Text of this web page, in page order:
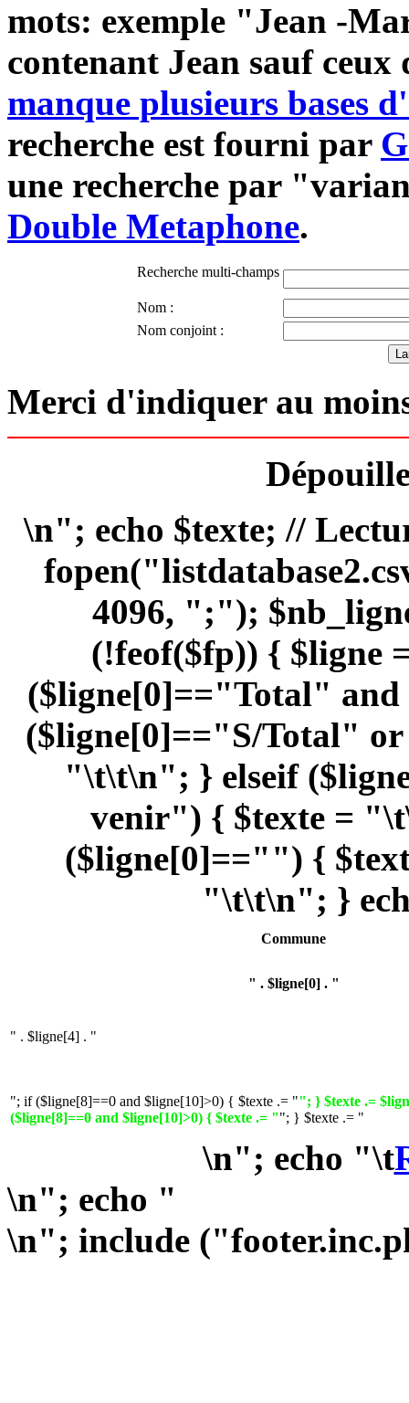
mots: exemple "Jean -
contenant Jean sauf
manque plusieurs bases
recherche est fourni par
une recherche par
Double Metaphone.
Recherche multi-champs
Nom :
Nom conjoint :
Merci d'indiquer au
\n"; echo $texte; //
4096, ";");
(!feof($fp)) { $ligne
($ligne[0]=="Total" and
($ligne[0]=="S/Total"
"\t\t\n"; } elseif
venir") { $texte =
($ligne[0]=="") {
"\t\t\n"; }
Commune
" . $ligne[0] . "
" . $ligne[4] . "
"; if ($ligne[8]==0 and $ligne[10]>0) { $texte .= ""; } $texte .=
($ligne[8]==0 and $ligne[10]>0) { $texte .= ""; } $texte .= "
\n"; echo "\t
\n"; echo "
\n"; include